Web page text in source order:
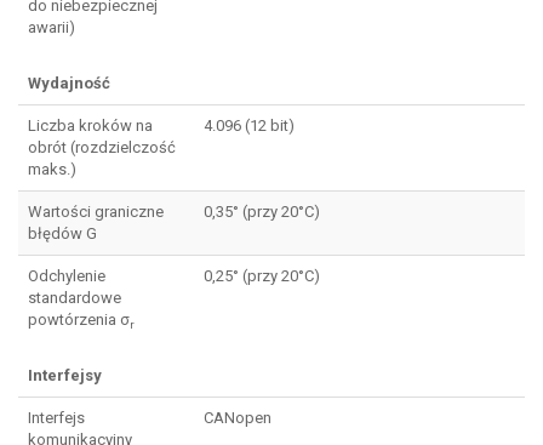
do niebezpiecznej
awarii)
Wydajność
Liczba kroków na
obrót (rozdzielczość
maks.)
4.096 (12 bit)
Wartości graniczne
błędów G
0,35° (przy 20°C)
Odchylenie
standardowe
powtórzenia σr
0,25° (przy 20°C)
Interfejsy
Interfejs
komunikacyjny
CANopen